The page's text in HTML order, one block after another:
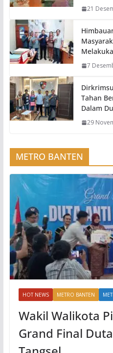
21
7
Tahan
Dalam
29
METRO BANTEN
HOT NEWS METRO BANTEN
Wakil Walikota
Grand Final